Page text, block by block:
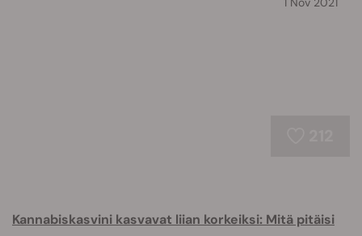
Kannabiskasvini kasvavat liian korkeiksi: Mitä pitäisi